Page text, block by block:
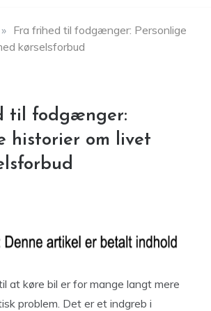
» Fra frihed til fodgænger: Personlige
kørselsforbud
til fodgænger:
historier om livet
at køre bil er for mange langt mere
problem. Det er et indgreb i